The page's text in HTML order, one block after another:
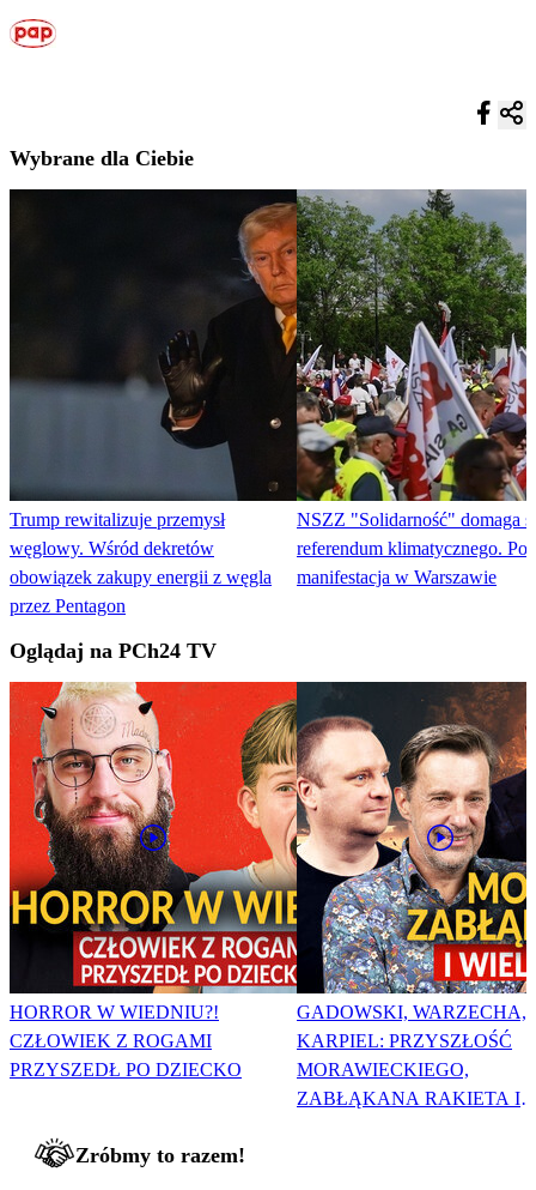
Wybrane dla Ciebie
Trump rewitalizuje przemysł
węglowy. Wśród dekretów
obowiązek zakupy energii z węgla
przez Pentagon
NSZZ "Solidarność" domaga
referendum klimatycznego.
manifestacja w Warszawie
Oglądaj na PCh24 TV
HORROR W WIEDNIU?!
CZŁOWIEK Z ROGAMI
PRZYSZEDŁ PO DZIECKO
GADOWSKI, WARZECHA,
KARPIEL: PRZYSZŁOŚĆ
MORAWIECKIEGO,
ZABŁĄKANA RAKIETA I
Zróbmy to razem!